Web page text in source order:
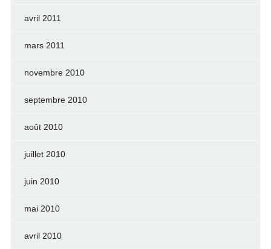
avril 2011
mars 2011
novembre 2010
septembre 2010
août 2010
juillet 2010
juin 2010
mai 2010
avril 2010